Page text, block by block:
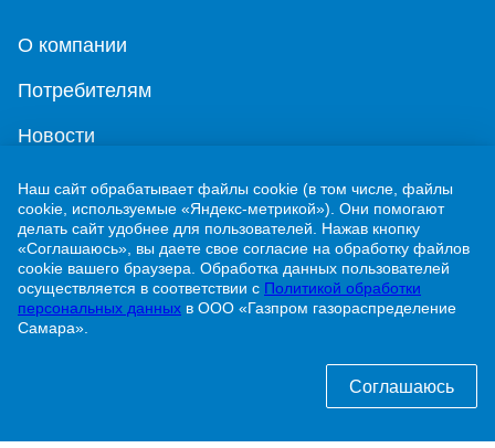
О компании
Потребителям
Новости
Контакты
Учебно-методический центр
г. Жигулевск, ул. Никитинская, 1
8 (84862) 2-00-40
Узнать статус договора о догазификации можно
по телефону:
Наш сайт обрабатывает файлы cookie (в том числе, файлы
cookie, используемые «Яндекс-метрикой»). Они помогают
делать сайт удобнее для пользователей. Нажав кнопку
«Соглашаюсь», вы даете свое согласие на обработку файлов
cookie вашего браузера. Обработка данных пользователей
осуществляется в соответствии с Политикой обработки
персональных данных в ООО «Газпром газораспределение
Самара».
Соглашаюсь